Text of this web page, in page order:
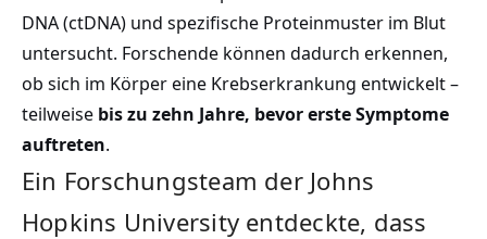
DNA (ctDNA) und spezifische Proteinmuster im Blut
untersucht. Forschende können dadurch erkennen,
ob sich im Körper eine Krebserkrankung entwickelt –
teilweise bis zu zehn Jahre, bevor erste Symptome
auftreten.
Ein Forschungsteam der Johns
Hopkins University entdeckte, dass